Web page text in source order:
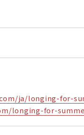
ja/longing-for-
longing-for-